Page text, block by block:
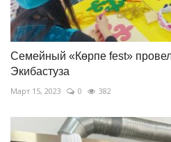
Семейный «Көрпе fest»
Экибастуза
Март 15, 2023 0 382